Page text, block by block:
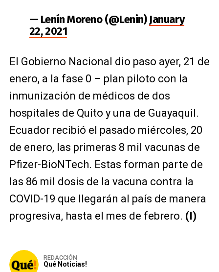
— Lenín Moreno (@Lenin)January
22, 2021
El Gobierno Nacional dio paso ayer, 21 de
enero, a la fase 0 – plan piloto con la
inmunización de médicos de dos
hospitales de Quito y una de Guayaquil.
Ecuador recibió el pasado miércoles, 20
de enero, las primeras 8 mil vacunas de
Pfizer-BioNTech. Estas forman parte de
las 86 mil dosis de la vacuna contra la
COVID-19 que llegarán al país de manera
progresiva, hasta el mes de febrero. (I)
REDACCIÓN
Qué Noticias!